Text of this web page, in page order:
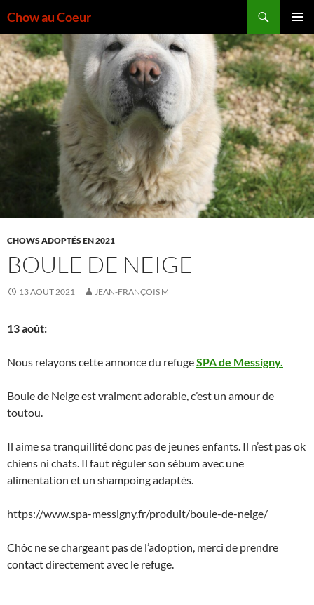
au
contenu
Chow au Coeur
MENU
CHOWS ADOPTÉS EN 2021
BOULE DE NEIGE
13 AOÛT 2021 JEAN-FRANÇOIS M
13 août:
Nous relayons cette annonce du refugeSPA de Messigny.
Boule de Neige est vraiment adorable, c’est un amour de
toutou.
Il aime sa tranquillité donc pas de jeunes enfants. Il n’est pas ok
chiens ni chats. Il faut réguler son sébum avec une
alimentation et un shampoing adaptés.
https://www.spa-messigny.fr/produit/boule-de-neige/
Chôc ne se chargeant pas de l’adoption, merci de prendre
contact directement avec le refuge.